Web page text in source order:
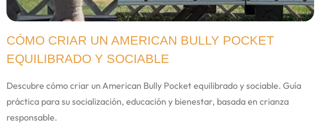
CÓMO CRIAR UN AMERICAN BULLY POCKET
EQUILIBRADO Y SOCIABLE
Descubre cómo criar un American Bully Pocket equilibrado y sociable. Guía
práctica para su socialización, educación y bienestar, basada en crianza
responsable.